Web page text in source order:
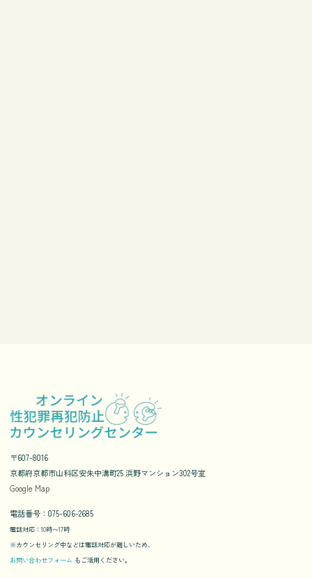
〒607-8016
京都府京都市山科区安朱中溝町25 浜野マンション302号室
Google Map
電話番号：075-606-2685
電話対応：10時〜17時
※カウンセリング中などは電話対応が難しいため、
お問い合わせフォーム もご活用ください。